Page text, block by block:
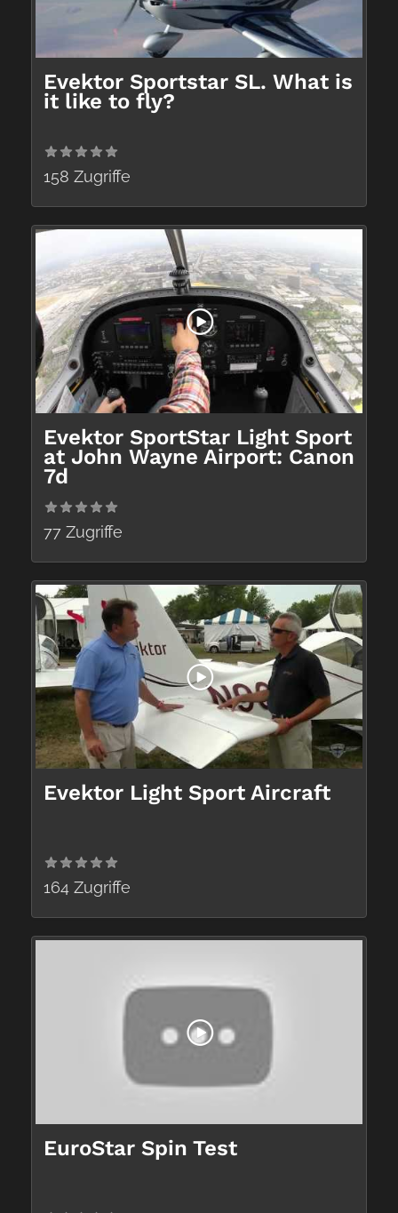
Evektor Sportstar SL. What is
it like to fly?
158 Zugriffe
Evektor SportStar Light Sport
at John Wayne Airport: Canon
7d
77 Zugriffe
Evektor Light Sport Aircraft
164 Zugriffe
EuroStar Spin Test